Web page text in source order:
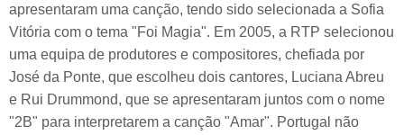
apresentaram uma canção, tendo sido selecionada a Sofia
Vitória com o tema "Foi Magia". Em 2005, a RTP selecionou
uma equipa de produtores e compositores, chefiada por
José da Ponte, que escolheu dois cantores, Luciana Abreu
e Rui Drummond, que se apresentaram juntos com o nome
"2B" para interpretarem a canção "Amar". Portugal não